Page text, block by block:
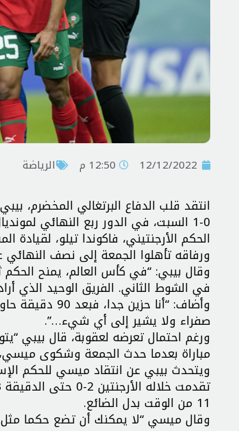
12/12/2022 12:50 م الرياضة
انتقد قلب الدفاع البرتغالي المخضرم،
الحكم الأرجنتيني، فاكوندا تيلو، لقيادة
ورفاقه تأهلوا الجمعة إلى نصف النهائي
وقال بيبي: “في كأس العالم، يمنح
في الشوط الثاني. الفريق الوحيد الذي
وأضاف: “أنا
صفراء ولا يشير إلى أي شيء…”.
ورغم احتمال تعرضه لعقوبة، قال بيبي
مباراة بعدما حدث الجمعة وشكوى ميسي،
ويتحدث بيبي عن انتقاد ميسي للحكم
11 من الوقت بدل الضائع.
وقال ميسي “لا يمكنك أن تضع حكما مثل